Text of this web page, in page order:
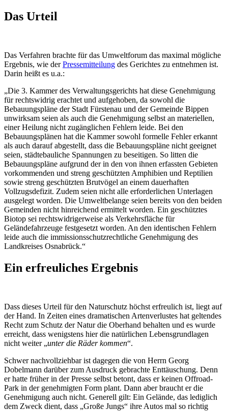
Das Urteil
Das Verfahren brachte für das Umweltforum das maximal mögliche
Ergebnis, wie derPressemitteilung des Gerichtes zu entnehmen ist.
Darin heißt es u.a.:
„Die 3. Kammer des Verwaltungsgerichts hat diese Genehmigung
für rechtswidrig erachtet und aufgehoben, da sowohl die
Bebauungspläne der Stadt Fürstenau und der Gemeinde Bippen
unwirksam seien als auch die Genehmigung selbst an materiellen,
einer Heilung nicht zugänglichen Fehlern leide. Bei den
Bebauungsplänen hat die Kammer sowohl formelle Fehler erkannt
als auch darauf abgestellt, dass die Bebauungspläne nicht geeignet
seien, städtebauliche Spannungen zu beseitigen. So litten die
Bebauungspläne aufgrund der in den von ihnen erfassten Gebieten
vorkommenden und streng geschützten Amphibien und Reptilien
sowie streng geschützten Brutvögel an einem dauerhaften
Vollzugsdefizit. Zudem seien nicht alle erforderlichen Unterlagen
ausgelegt worden. Die Umweltbelange seien bereits von den beiden
Gemeinden nicht hinreichend ermittelt worden. Ein geschütztes
Biotop sei rechtswidrigerweise als Verkehrsfläche für
Geländefahrzeuge festgesetzt worden. An den identischen Fehlern
leide auch die immissionsschutzrechtliche Genehmigung des
Landkreises Osnabrück.“
Ein erfreuliches Ergebnis
Dass dieses Urteil für den Naturschutz höchst erfreulich ist, liegt auf
der Hand. In Zeiten eines dramatischen Artenverlustes hat geltendes
Recht zum Schutz der Natur die Oberhand behalten und es wurde
erreicht, dass wenigstens hier die natürlichen Lebensgrundlagen
nicht weiter „unter die Räder kommen“.
Schwer nachvollziehbar ist dagegen die von Herrn Georg
Dobelmann darüber zum Ausdruck gebrachte Enttäuschung. Denn
er hatte früher in der Presse selbst betont, dass er keinen Offroad-
Park in der genehmigten Form plant. Dann aber braucht er die
Genehmigung auch nicht. Generell gilt: Ein Gelände, das lediglich
dem Zweck dient, dass „Große Jungs“ ihre Autos mal so richtig